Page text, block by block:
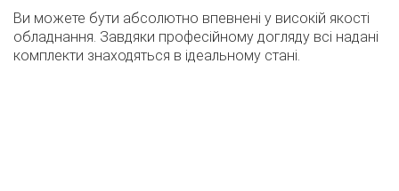
Ви можете бути абсолютно впевнені у високій якості
обладнання. Завдяки професійному догляду всі надані
комплекти знаходяться в ідеальному стані.